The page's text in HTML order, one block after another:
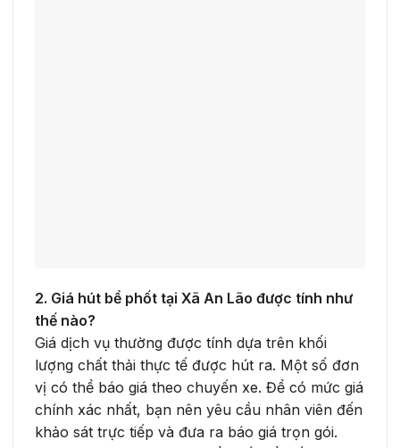
2. Giá hút bể phốt tại Xã An Lão được tính như
thế nào?
Giá dịch vụ thường được tính dựa trên khối
lượng chất thải thực tế được hút ra. Một số đơn
vị có thể báo giá theo chuyến xe. Để có mức giá
chính xác nhất, bạn nên yêu cầu nhân viên đến
khảo sát trực tiếp và đưa ra báo giá trọn gói.